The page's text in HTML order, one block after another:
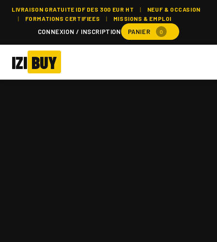
LIVRAISON GRATUITE IDF DES 300 EUR HT |
NEUF & OCCASION
|
FORMATIONS CERTIFIEES | MISSIONS & EMPLOI
CONNEXION / INSCRIPTION PANIER 0
IZI BUY